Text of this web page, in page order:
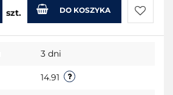
szt. DO KOSZYKA
Do
3 dni
14.91